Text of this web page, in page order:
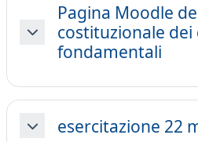
Minimizza
Pagina Moodle
costituzionale
fondamentali
Minimizzaesercitazione 22